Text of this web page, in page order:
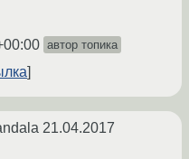
автор топика
21.04.2017